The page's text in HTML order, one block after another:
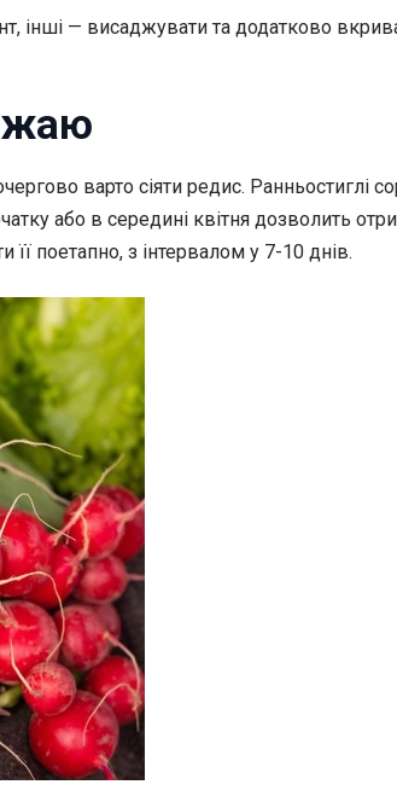
інші — висаджувати та додатково
варто сіяти редис. Ранньостиглі
або в середині квітня дозволить
поетапно, з інтервалом у 7-10 днів.